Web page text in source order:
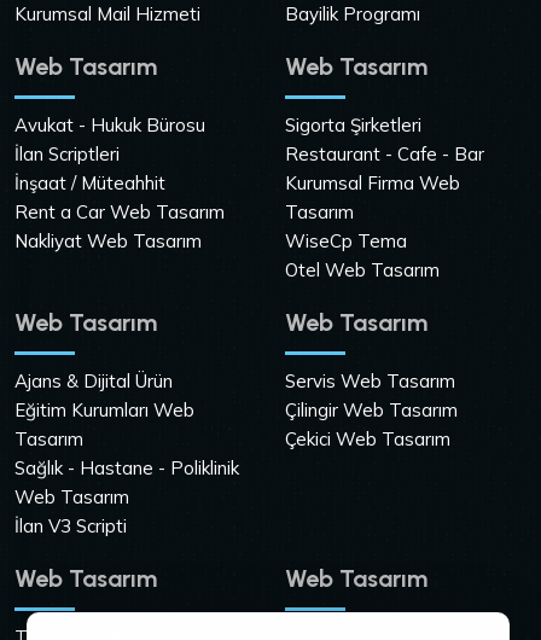
Kurumsal Mail Hizmeti
Bayilik Programı
Web Tasarım
Avukat - Hukuk Bürosu
İlan Scriptleri
İnşaat / Müteahhit
Rent a Car Web Tasarım
Nakliyat Web Tasarım
Web Tasarım
Sigorta Şirketleri
Restaurant - Cafe - Bar
Kurumsal Firma Web
Tasarım
WiseCp Tema
Otel Web Tasarım
Web Tasarım
Ajans & Dijital Ürün
Eğitim Kurumları Web
Tasarım
Sağlık - Hastane - Poliklinik
Web Tasarım
İlan V3 Scripti
Web Tasarım
Servis Web Tasarım
Çilingir Web Tasarım
Çekici Web Tasarım
Web Tasarım Web Tasarım